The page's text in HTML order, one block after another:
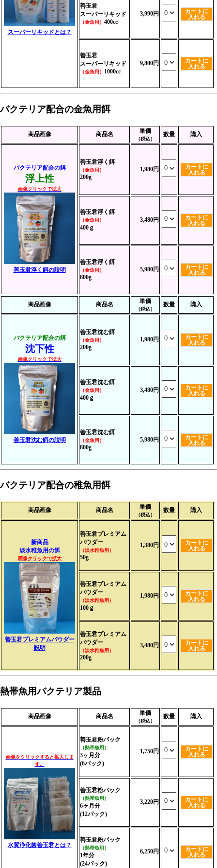
スーパーリキッドとは？
善玉君
スーパーリキッド
（金魚用） 400cc
3,990円
カートに
入れる
善玉君
スーパーリキッド
（金魚用） 1000cc
9,800円
カートに
入れる
バクテリア配合の金魚用餌
商品画像 商品名 単価
（税込）
数量 購入
バクテリア配合の餌
浮上性
画像クリックで拡大
善玉君浮く餌の説明
善玉君浮く餌
（金魚用）
200g
1,980円
カートに
入れる
善玉君浮く餌
（金魚用）
400ｇ
3,480円
カートに
入れる
善玉君浮く餌
（金魚用）
800g
5,980円
カートに
入れる
商品画像 商品名 単価
（税込）
数量 購入
バクテリア配合の餌
沈下性
画像クリックで拡大
善玉君沈む餌の説明
善玉君沈む餌
（金魚用）
200g
1,980円
カートに
入れる
善玉君沈む餌
（金魚用）
400ｇ
3,480円
カートに
入れる
善玉君沈む餌
（金魚用）
800g
5,980円
カートに
入れる
バクテリア配合の稚魚用餌
商品画像 商品名 単価
（税込）
数量 購入
新商品
淡水稚魚用の餌
画像クリックで拡大
善玉君プレミアムパウダー
説明
善玉君プレミアム
パウダー
（淡水稚魚用）
50g
1,380円
カートに
入れる
善玉君プレミアム
パウダー
（淡水稚魚用）
100ｇ
1,980円
カートに
入れる
善玉君プレミアム
パウダー
（淡水稚魚用）
200g
3,480円
カートに
入れる
熱帯魚用バクテリア製品
商品画像 商品名 単価
（税込）
数量 購入
画像をクリックすると拡大しま
す。
水質浄化菌善玉君とは？
善玉君粉パック
（熱帯魚用）
3ヶ月分
(6パック)
1,750円
カートに
入れる
善玉君粉パック
（熱帯魚用）
6ヶ月分
(12パック)
3,220円
カートに
入れる
善玉君粉パック
（熱帯魚用）
1年分
(24パック)
6,250円
カートに
入れる